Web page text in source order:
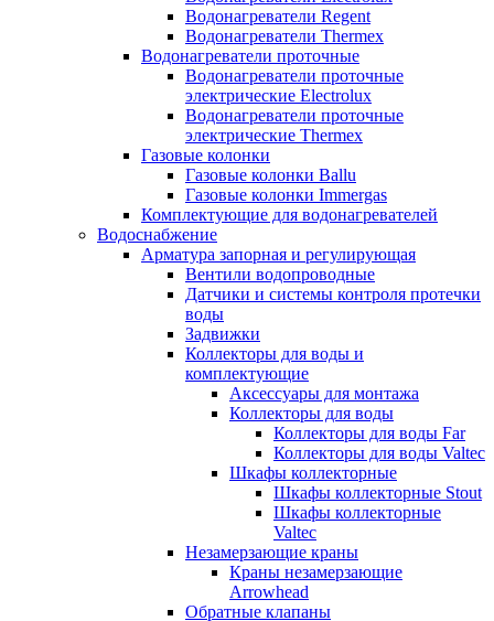
Водонагреватели Regent
Водонагреватели Thermex
Водонагреватели проточные
Водонагреватели проточные
электрические Electrolux
Водонагреватели проточные
электрические Thermex
Газовые колонки
Газовые колонки Ballu
Газовые колонки Immergas
Комплектующие для водонагревателей
Водоснабжение
Арматура запорная и регулирующая
Вентили водопроводные
Датчики и системы контроля протечки
воды
Задвижки
Коллекторы для воды и
комплектующие
Аксессуары для монтажа
Коллекторы для воды
Коллекторы для воды Far
Коллекторы для воды Valtec
Шкафы коллекторные
Шкафы коллекторные Stout
Шкафы коллекторные
Valtec
Незамерзающие краны
Краны незамерзающие
Arrowhead
Обратные клапаны